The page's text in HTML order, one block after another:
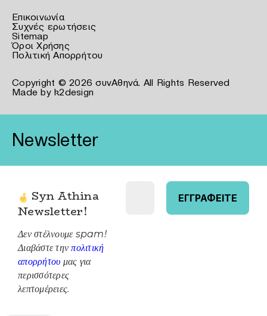
Επικοινωνία
Συχνές ερωτήσεις
Sitemap
Όροι Χρήσης
Πολιτική Απορρήτου
Copyright © 2026 συνΑθηνά. All Rights Reserved
Made by k2design
Newsletter
Syn Athina
Newsletter!
Δεν στέλνουμε spam!
Διαβάστε τηνπολιτική
απορρήτου μας για
περισσότερες
λεπτομέρειες.